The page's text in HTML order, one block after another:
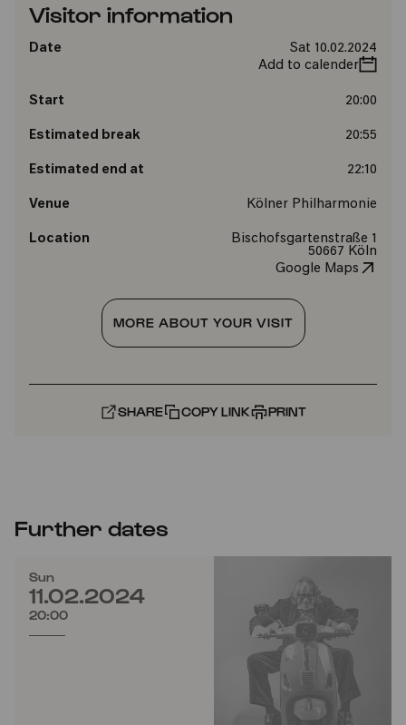
Visitor information
Date
Sat 10.02.2024
Add to calender
Start 20:00
Estimated break 20:55
Estimated end at 22:10
Venue Kölner Philharmonie
Location
Bischofsgartenstraße 1
50667 Köln
Google Maps
MORE ABOUT YOUR VISIT
SHARE COPY LINK PRINT
Further dates
Sun
11.02.2024
20:00